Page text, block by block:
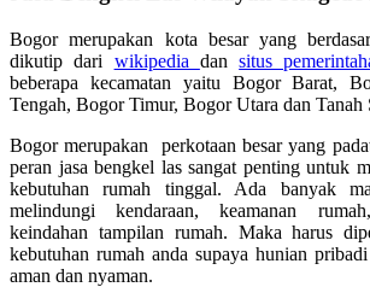
Bogor merupakan kota besar yang
dikutip dari wikipedia dansitus
beberapa kecamatan yaitu Bogor Barat,
Tengah, Bogor Timur, Bogor Utara dan Tanah
Bogor merupakan perkotaan besar yang
peran jasa bengkel las sangat penting untuk
kebutuhan rumah tinggal. Ada banyak
melindungi kendaraan, keamanan
keindahan tampilan rumah. Maka harus
kebutuhan rumah anda supaya hunian
aman dan nyaman.